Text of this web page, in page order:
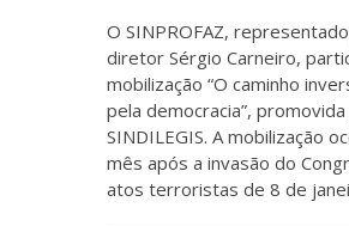
O SINPROFAZ,
diretor Sérgio Carneiro,
mobilização “O caminho
pela democracia”,
SINDILEGIS. A mobilização
mês após a invasão do
atos terroristas de 8 de